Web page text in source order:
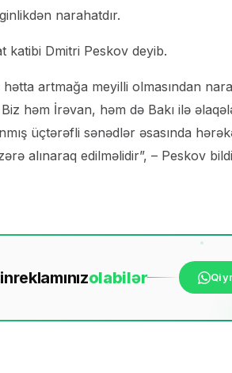
narahatdır.
katibi Dmitri Peskov deyib.
artmağa meyilli olmasından
həm İrəvan, həm də Bakı ilə
üçtərəfli sənədlər əsasında
alınaraq edilməlidir”, – Peskov
reklamınızolabilər